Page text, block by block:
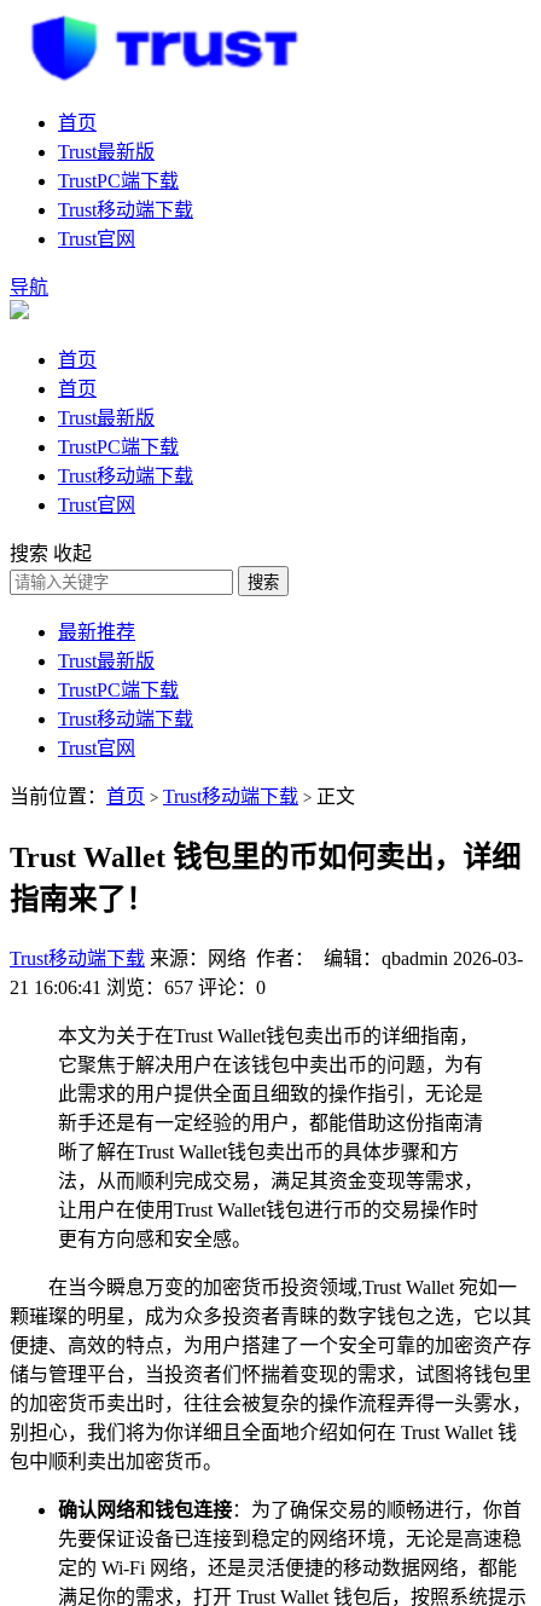
首页
Trust最新版
TrustPC端下载
Trust移动端下载
Trust官网
导航
首页
首页
Trust最新版
TrustPC端下载
Trust移动端下载
Trust官网
搜索 收起
搜索
最新推荐
Trust最新版
TrustPC端下载
Trust移动端下载
Trust官网
当前位置： 首页 > Trust移动端下载 > 正文
Trust Wallet 钱包里的币如何卖出，详细
指南来了！
Trust移动端下载 来源：网络 作者： 编辑：qbadmin 2026-03-
21 16:06:41 浏览：657 评论：0
本文为关于在Trust Wallet钱包卖出币的详细指南，
它聚焦于解决用户在该钱包中卖出币的问题，为有
此需求的用户提供全面且细致的操作指引，无论是
新手还是有一定经验的用户，都能借助这份指南清
晰了解在Trust Wallet钱包卖出币的具体步骤和方
法，从而顺利完成交易，满足其资金变现等需求，
让用户在使用Trust Wallet钱包进行币的交易操作时
更有方向感和安全感。
在当今瞬息万变的加密货币投资领域,Trust Wallet 宛如一
颗璀璨的明星，成为众多投资者青睐的数字钱包之选，它以其
便捷、高效的特点，为用户搭建了一个安全可靠的加密资产存
储与管理平台，当投资者们怀揣着变现的需求，试图将钱包里
的加密货币卖出时，往往会被复杂的操作流程弄得一头雾水，
别担心，我们将为你详细且全面地介绍如何在 Trust Wallet 钱
包中顺利卖出加密货币。
确认网络和钱包连接：为了确保交易的顺畅进行，你首
先要保证设备已连接到稳定的网络环境，无论是高速稳
定的 Wi-Fi 网络，还是灵活便捷的移动数据网络，都能
满足你的需求，打开 Trust Wallet 钱包后，按照系统提示